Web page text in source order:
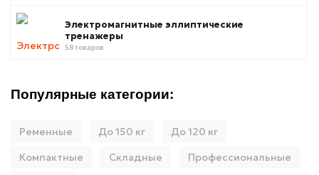
Электромагнитные эллиптические
тренажеры
58 товаров
Популярные категории:
Ременные До 150 кг
До 120 кг
Компактные
Складные
Профессиональные